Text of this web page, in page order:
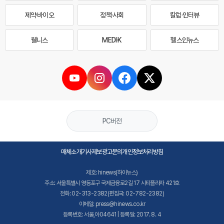
제약·바이오 정책·사회 칼럼·인터뷰
웰니스 MEDI·K 헬스인뉴스
PC버전
매체소개기사제보광고문의개인정보처리방침
제호: hinews(하이뉴스)
주소: 서울특별시 영등포구 국제금융로2길 17 시티플라자 421호
전화: 02-313-2382(편집국: 02-782-2382)
이메일: press@hinews.co.kr
등록번호: 서울,아04641 | 등록일: 2017. 8. 4